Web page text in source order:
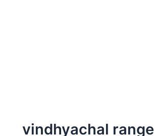
vindhyachal range